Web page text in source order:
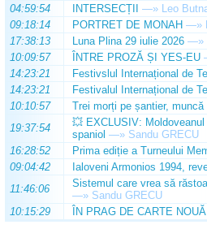
04:59:54
INTERSECȚII —» Leo
09:18:14
PORTRET DE MONAH —»
17:38:13
Luna Plina 29 iulie 2026 —»
10:09:57
ÎNTRE PROZĂ ȘI YES-EU
14:23:21
Festivslul Internațional de
14:23:21
Festivalul Internațional de
10:10:57
Trei morți pe șantier, muncă
19:37:54
💥 EXCLUSIV:
spaniol —» Sandu GRECU
16:28:52
Prima ediție a Turneului
09:04:42
Ialoveni Armonios 1994,
11:46:06
Sistemul care vrea să
—» Sandu GRECU
10:15:29
ÎN PRAG DE CARTE NOUĂ